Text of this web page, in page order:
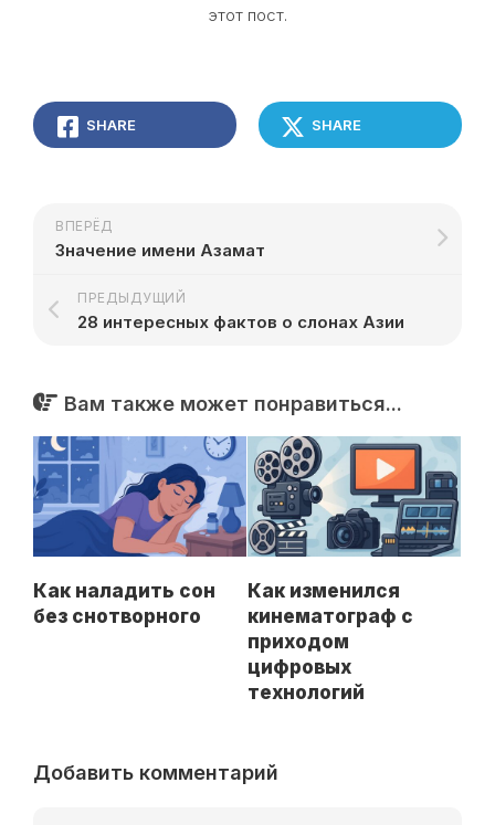
этот пост.
SHARE SHARE
ВПЕРЁД
Значение имени Азамат
ПРЕДЫДУЩИЙ
28 интересных фактов о слонах Азии
Вам также может понравиться...
Как наладить сон
без снотворного
Как изменился
кинематограф с
приходом
цифровых
технологий
Добавить комментарий